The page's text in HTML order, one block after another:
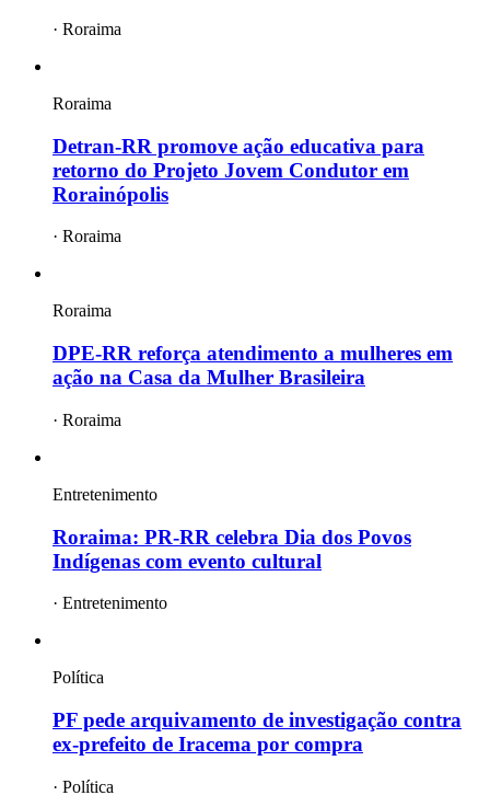
· Roraima
Roraima
Detran-RR promove ação educativa para
retorno do Projeto Jovem Condutor em
Rorainópolis
· Roraima
Roraima
DPE-RR reforça atendimento a mulheres em
ação na Casa da Mulher Brasileira
· Roraima
Entretenimento
Roraima: PR-RR celebra Dia dos Povos
Indígenas com evento cultural
· Entretenimento
Política
PF pede arquivamento de investigação contra
ex-prefeito de Iracema por compra
· Política